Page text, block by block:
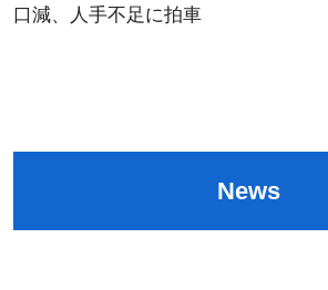
口減、人手不足に拍車
News